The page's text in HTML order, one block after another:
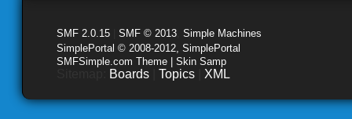
SMF 2.0.15 SMF © 2013 Simple Machines
SimplePortal © 2008-2012, SimplePortal
SMFSimple.com Theme | Skin Samp
Boards Topics XML